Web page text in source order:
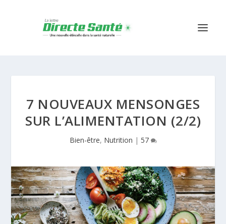
7 NOUVEAUX MENSONGES
SUR L’ALIMENTATION (2/2)
Bien-être, Nutrition | 57